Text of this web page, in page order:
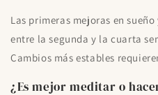
Las primeras mejoras en
entre la segunda y la cuarta
Cambios más estables
¿Es mejor meditar o